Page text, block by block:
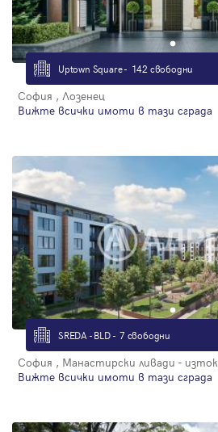
Uptown Square - 142 свободни
София , Лозенец
Вижте всички имоти в тази сграда
SREDA - BLD - 7 свободни
София , Манастирски ливади - изток
Вижте всички имоти в тази сграда